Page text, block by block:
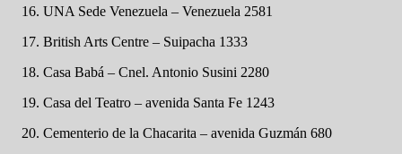
UNA Sede Venezuela – Venezuela 2581
British Arts Centre – Suipacha 1333
Casa Babá – Cnel. Antonio Susini 2280
Casa del Teatro – avenida Santa Fe 1243
Cementerio de la Chacarita – avenida Guzmán 680